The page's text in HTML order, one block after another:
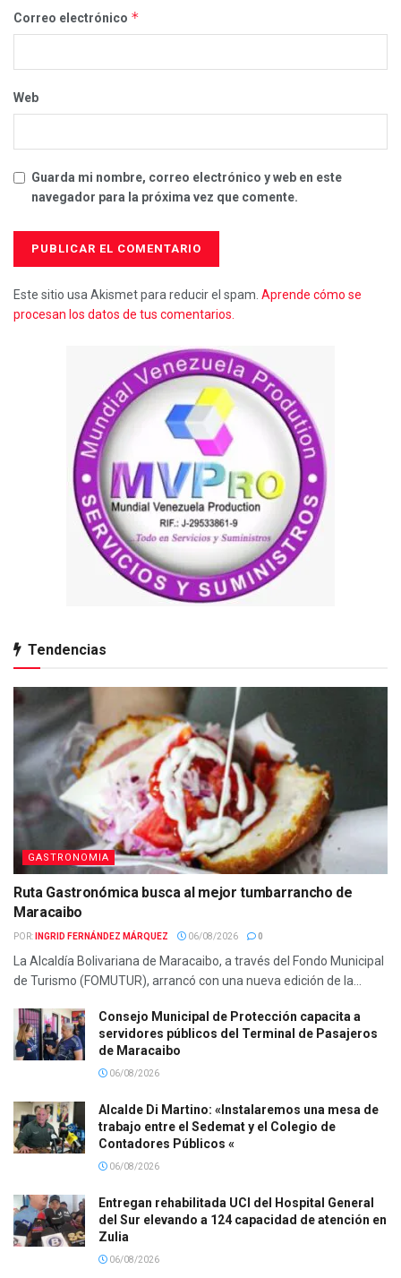
Correo electrónico *
Web
Guarda mi nombre, correo electrónico y web en este
navegador para la próxima vez que comente.
Este sitio usa Akismet para reducir el spam. Aprende cómo se
procesan los datos de tus comentarios.
Tendencias
GASTRONOMIA
Ruta Gastronómica busca al mejor tumbarrancho de
Maracaibo
POR: INGRID FERNÁNDEZ MÁRQUEZ 06/08/2026 0
La Alcaldía Bolivariana de Maracaibo, a través del Fondo Municipal
de Turismo (FOMUTUR), arrancó con una nueva edición de la...
Consejo Municipal de Protección capacita a
servidores públicos del Terminal de Pasajeros
de Maracaibo
06/08/2026
Alcalde Di Martino: «Instalaremos una mesa de
trabajo entre el Sedemat y el Colegio de
Contadores Públicos «
06/08/2026
Entregan rehabilitada UCI del Hospital General
del Sur elevando a 124 capacidad de atención en
Zulia
06/08/2026